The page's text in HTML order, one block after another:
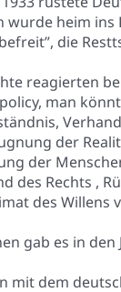
wur­de heim ins
die
reagier­ten
man
der
der
des Rechts ,
des Wil­lens
gab es in den
mit dem